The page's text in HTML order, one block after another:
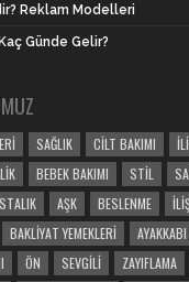
Reklam Modelleri
Günde Gelir?
SAĞLIK CILT BAKIMI
BEBEK BAKIMI STIL
AŞK BESLENME
BAKLIYAT YEMEKLERI
ÖN SEVGILI ZAYIFLAMA